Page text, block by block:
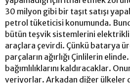
30 milyon gibi bir taşıt satışı
petrol tüketicisi konumunda.
bütün teşvik sistemlerini
araçlara çevirdi. Çünkü batarya
parçaların ağırlığı Çinlilerin
bağımlılıklarını kaldıracaklar.
veriyorlar. Arkadan diğer ülkeler